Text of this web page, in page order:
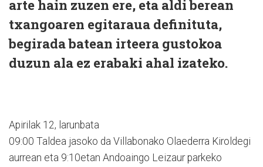
arte hain zuzen ere, eta aldi berean
txangoaren egitaraua definituta,
begirada batean irteera gustokoa
duzun ala ez erabaki ahal izateko.
Apirilak 12, larunbata
09:00 Taldea jasoko da Villabonako Olaederra Kiroldegi
aurrean eta 9:10etan Andoaingo Leizaur parkeko